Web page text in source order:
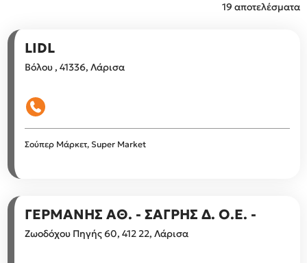
19 αποτελέσματα
LIDL
Βόλου , 41336, Λάρισα
Σούπερ Μάρκετ, Super Market
ΓΕΡΜΑΝΗΣ ΑΘ. - ΣΑΓΡΗΣ Δ. Ο.Ε. -
Ζωοδόχου Πηγής 60, 412 22, Λάρισα